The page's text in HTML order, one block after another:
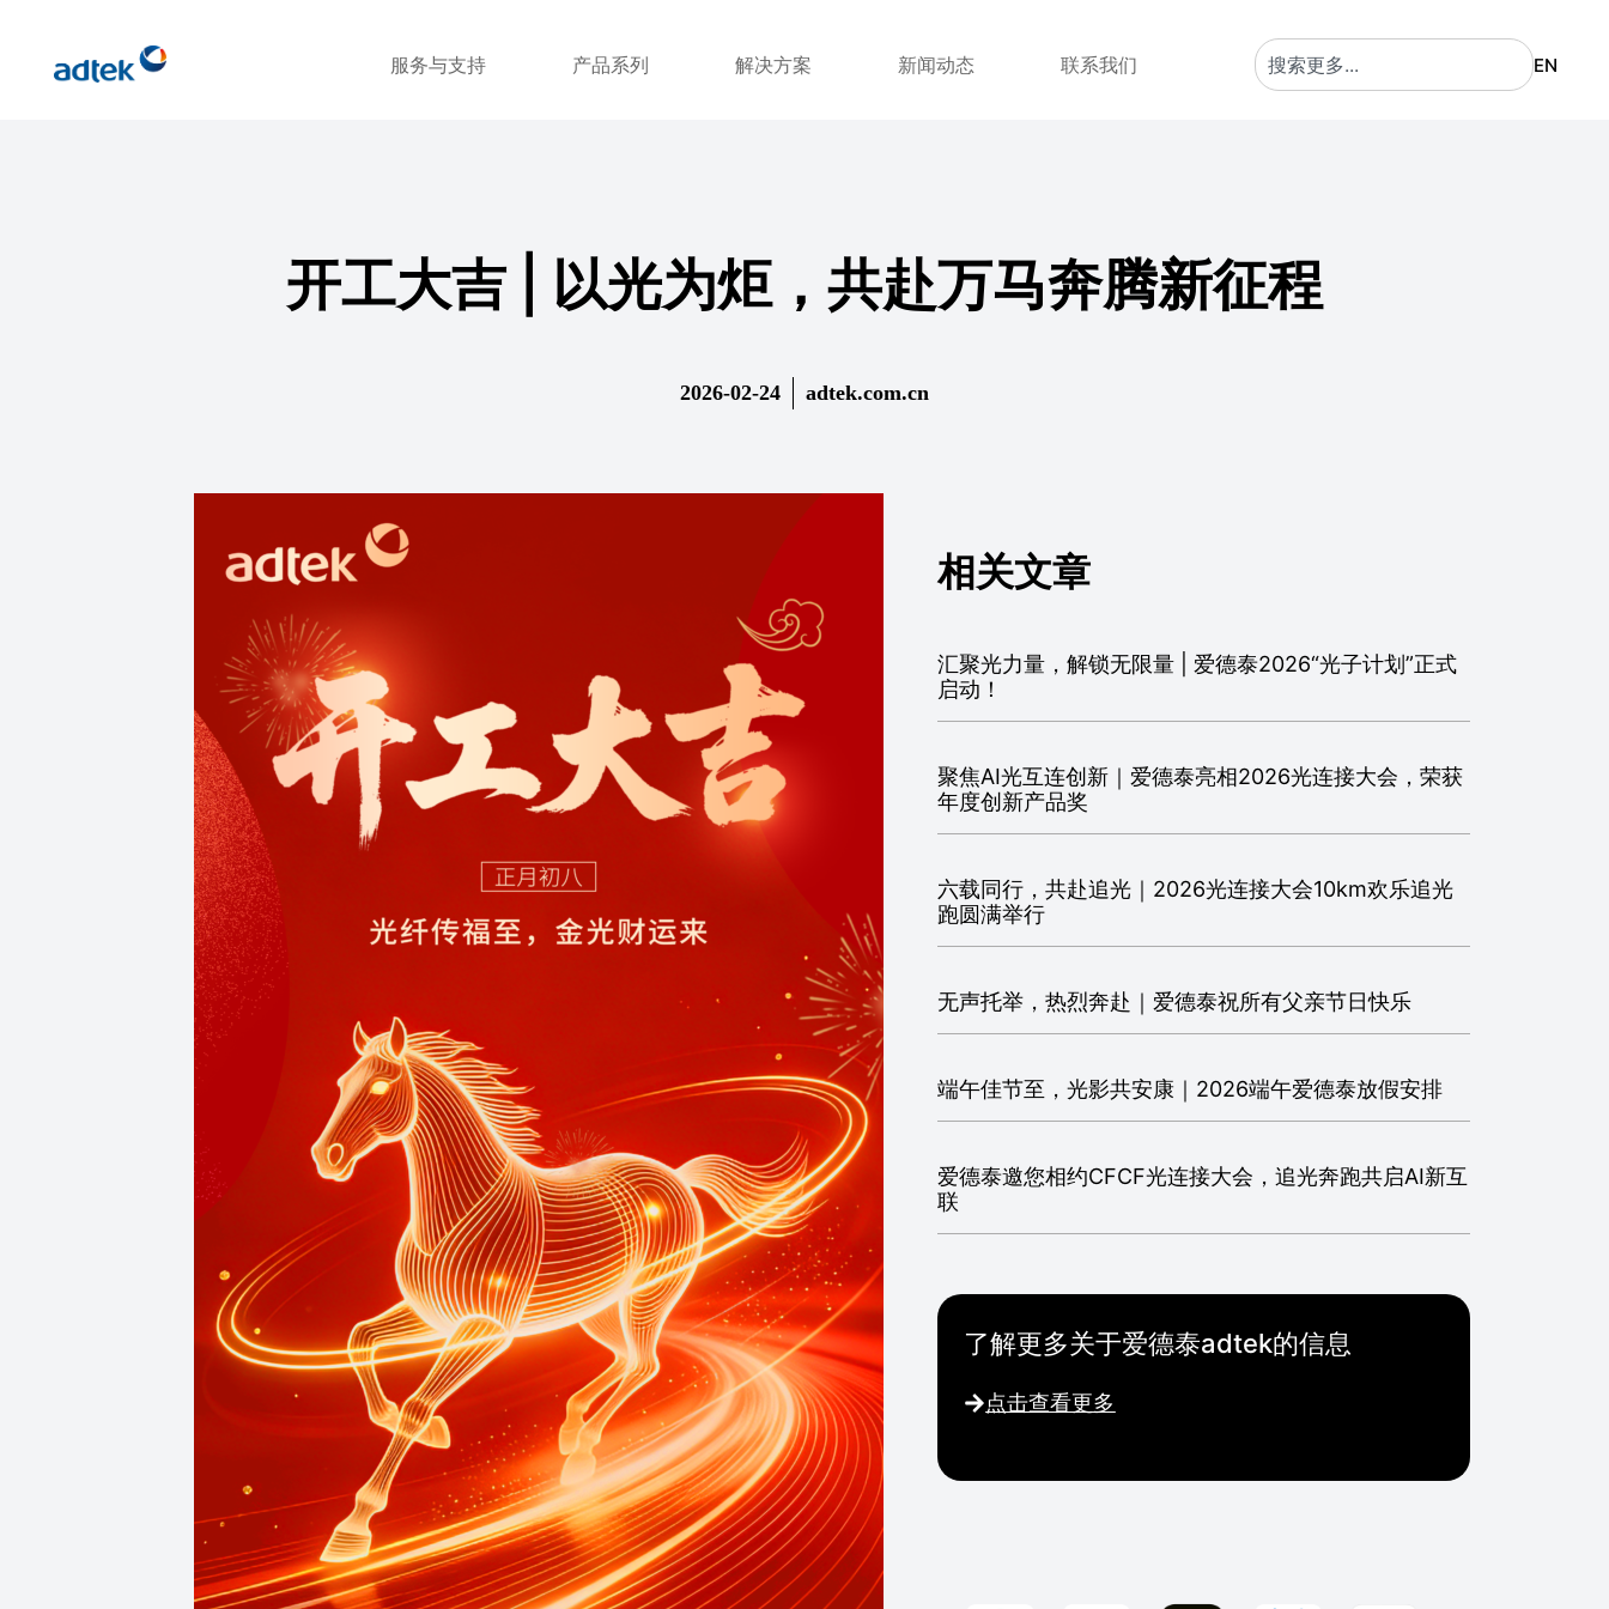
服务与支持 产品系列 解决方案 新闻动态 联系我们 EN
开工大吉 | 以光为炬，共赴万马奔腾新征程
2026-02-24 adtek.com.cn
相关文章
汇聚光力量，解锁无限量 | 爱德泰2026“光子计划”正式
启动！
聚焦AI光互连创新｜爱德泰亮相2026光连接大会，荣获
年度创新产品奖
六载同行，共赴追光｜2026光连接大会10km欢乐追光
跑圆满举行
无声托举，热烈奔赴｜爱德泰祝所有父亲节日快乐
端午佳节至，光影共安康｜2026端午爱德泰放假安排
爱德泰邀您相约CFCF光连接大会，追光奔跑共启AI新互
联
了解更多关于爱德泰adtek的信息
点击查看更多